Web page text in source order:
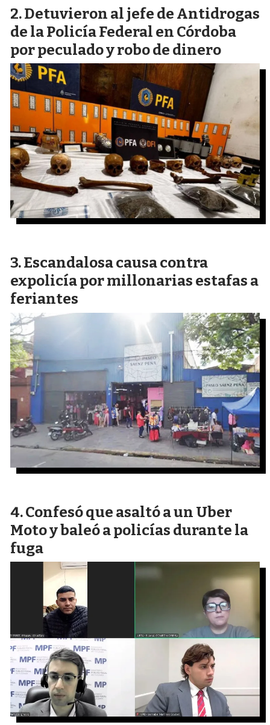
Detuvieron al jefe de Antidrogas
de la Policía Federal en Córdoba
por peculado y robo de dinero
Escandalosa causa contra
expolicía por millonarias estafas a
feriantes
Confesó que asaltó a un Uber
Moto y baleó a policías durante la
fuga